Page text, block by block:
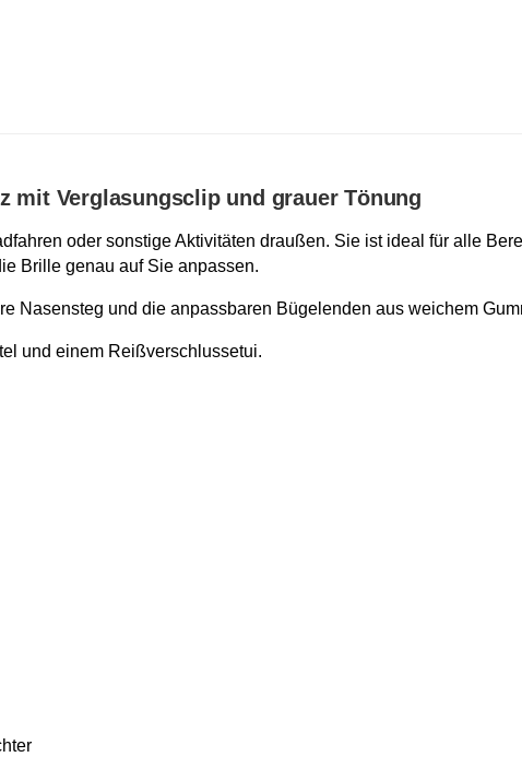
mit Verglasungsclip und grauer Tönung
oder sonstige Aktivitäten draußen. Sie ist ideal für alle
Brille genau auf Sie anpassen.
Nasensteg und die anpassbaren Bügelenden aus weichem
und einem Reißverschlussetui.